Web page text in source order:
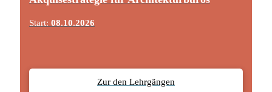
Start: 08.10.2026
Zur den Lehrgängen